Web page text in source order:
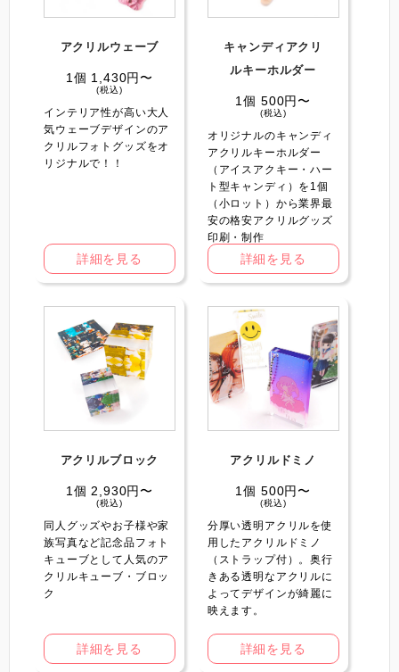
アクリルウェーブ
1個 1,430円〜
(税込)
インテリア性が高い大人
気ウェーブデザインのア
クリルフォトグッズをオ
リジナルで！！
詳細を見る
キャンディアクリ
ルキーホルダー
1個 500円〜
(税込)
オリジナルのキャンディ
アクリルキーホルダー
（アイスアクキー・ハー
ト型キャンディ）を1個
（小ロット）から業界最
安の格安アクリルグッズ
印刷・制作
詳細を見る
アクリルブロック
1個 2,930円〜
(税込)
同人グッズやお子様や家
族写真など記念品フォト
キューブとして人気のア
クリルキューブ・ブロッ
ク
詳細を見る
アクリルドミノ
1個 500円〜
(税込)
分厚い透明アクリルを使
用したアクリルドミノ
（ストラップ付）。奥行
きある透明なアクリルに
よってデザインが綺麗に
映えます。
詳細を見る